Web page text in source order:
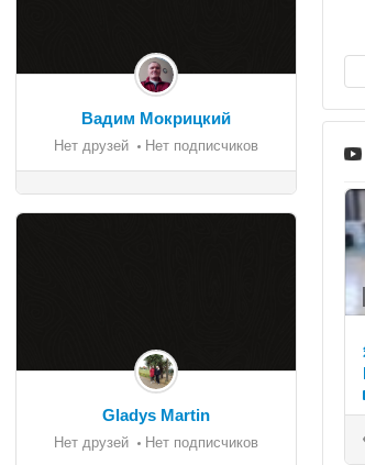
Вадим Мокрицкий
Нет друзей Нет подписчиков
Gladys Martin
Нет друзей Нет подписчиков